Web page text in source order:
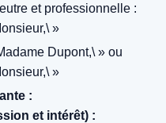
et professionnelle :
»
Dupont,\ » ou
»
:
et intérêt) :